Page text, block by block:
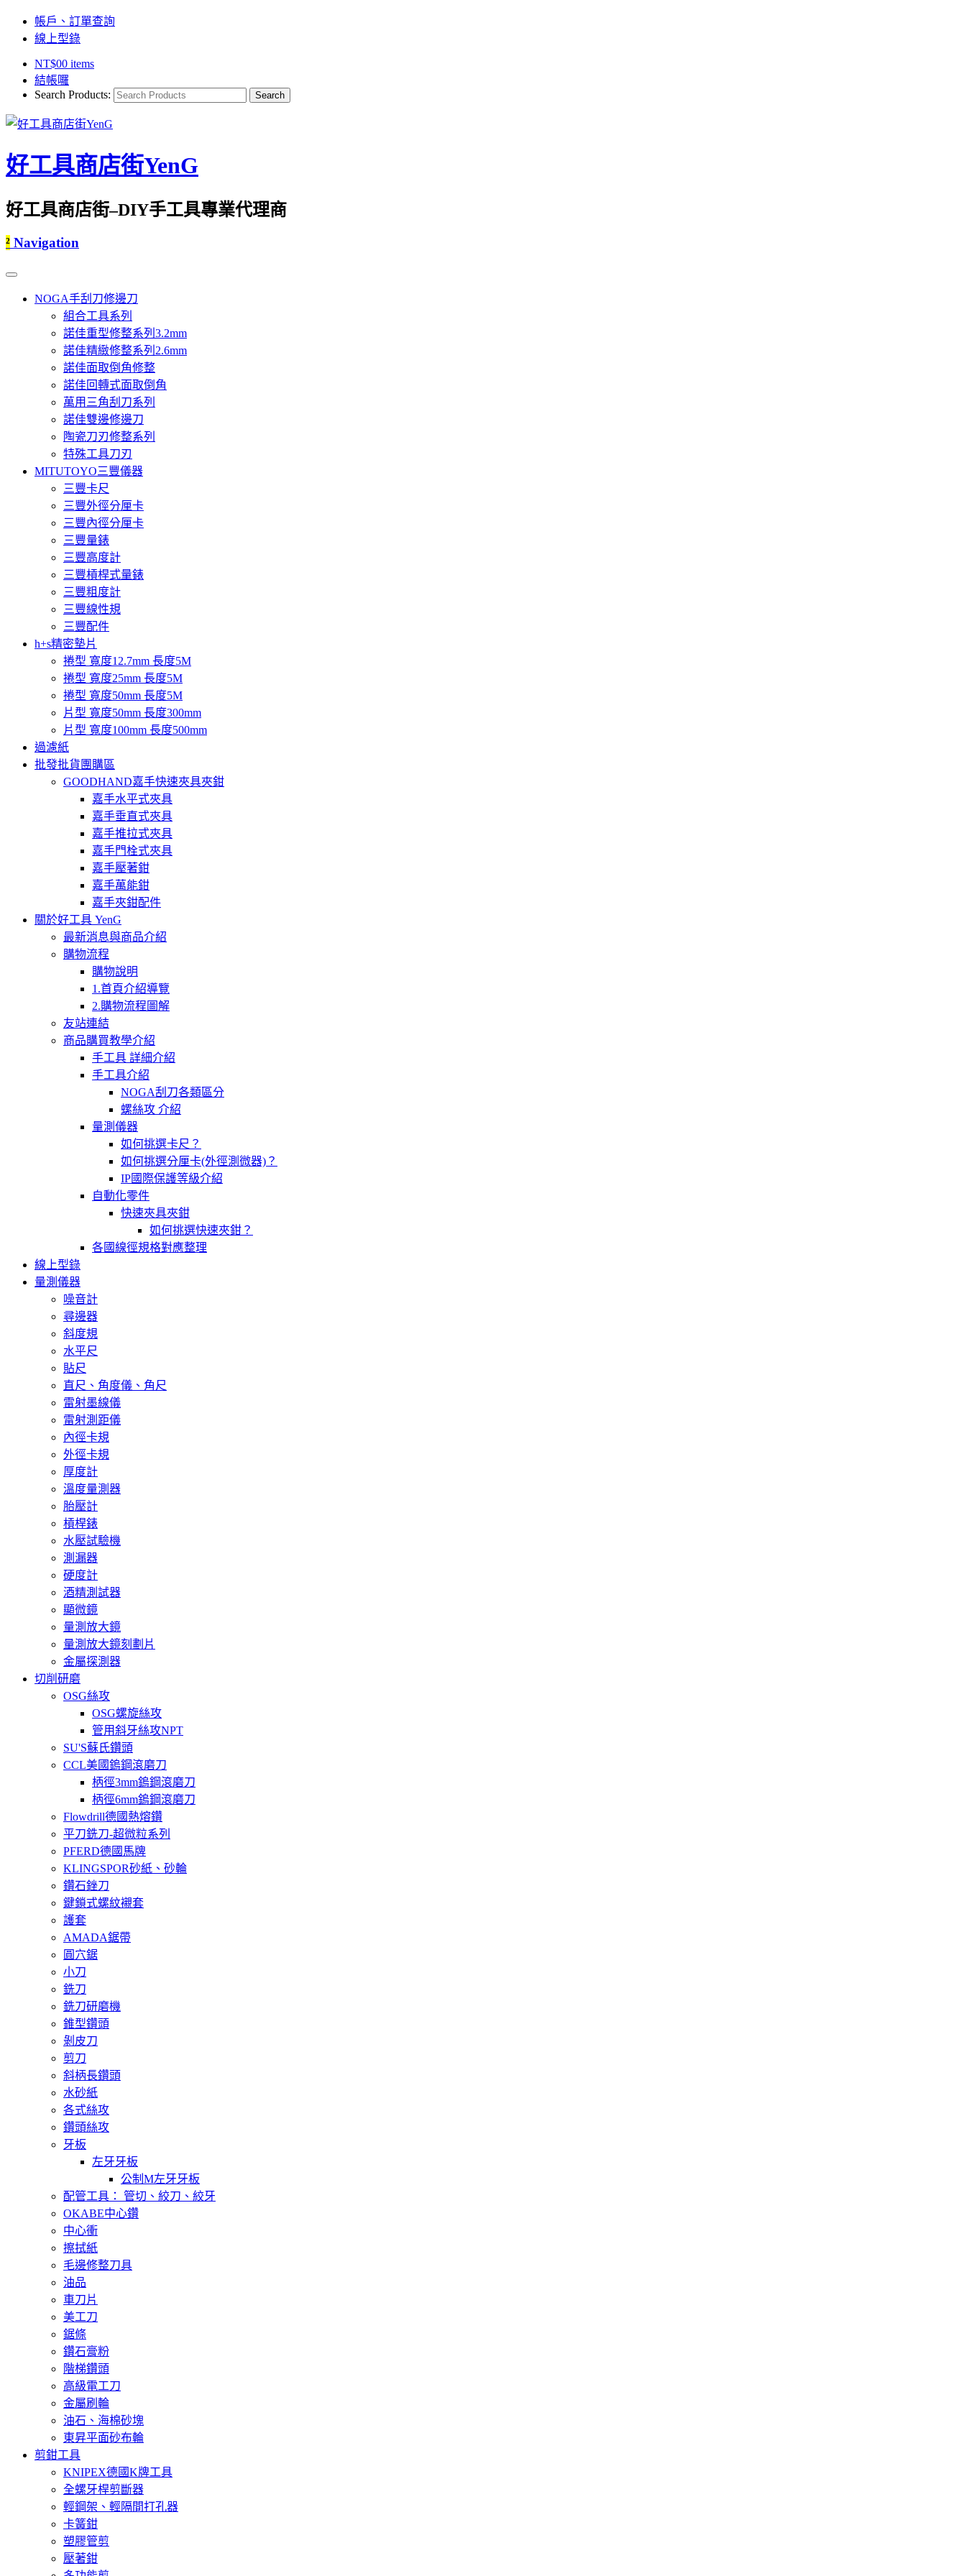
帳戶、訂單查詢
線上型錄
NT$00 items
結帳囉
Search Products:
好工具商店街YenG
好工具商店街–DIY手工具專業代理商
² Navigation
NOGA手刮刀修邊刀
組合工具系列
諾佳重型修整系列3.2mm
諾佳精緻修整系列2.6mm
諾佳面取倒角修整
諾佳回轉式面取倒角
萬用三角刮刀系列
諾佳雙邊修邊刀
陶瓷刀刃修整系列
特殊工具刀刃
MITUTOYO三豐儀器
三豐卡尺
三豐外徑分厘卡
三豐內徑分厘卡
三豐量錶
三豐高度計
三豐槓桿式量錶
三豐粗度計
三豐線性規
三豐配件
h+s精密墊片
捲型 寬度12.7mm 長度5M
捲型 寬度25mm 長度5M
捲型 寬度50mm 長度5M
片型 寬度50mm 長度300mm
片型 寬度100mm 長度500mm
過濾紙
批發批貨團購區
GOODHAND嘉手快速夾具夾鉗
嘉手水平式夾具
嘉手垂直式夾具
嘉手推拉式夾具
嘉手門栓式夾具
嘉手壓著鉗
嘉手萬能鉗
嘉手夾鉗配件
關於好工具 YenG
最新消息與商品介紹
購物流程
購物說明
1.首頁介紹導覽
2.購物流程圖解
友站連結
商品購買教學介紹
手工具 詳細介紹
手工具介紹
NOGA刮刀各類區分
螺絲攻 介紹
量測儀器
如何挑選卡尺？
如何挑選分厘卡(外徑測微器)？
IP國際保護等級介紹
自動化零件
快速夾具夾鉗
如何挑選快速夾鉗？
各國線徑規格對應整理
線上型錄
量測儀器
噪音計
尋邊器
斜度規
水平尺
貼尺
直尺、角度儀、角尺
雷射墨線儀
雷射測距儀
內徑卡規
外徑卡規
厚度計
溫度量測器
胎壓計
槓桿錶
水壓試驗機
測漏器
硬度計
酒精測試器
顯微鏡
量測放大鏡
量測放大鏡刻劃片
金屬探測器
切削研磨
OSG絲攻
OSG螺旋絲攻
管用斜牙絲攻NPT
SU'S蘇氏鑽頭
CCL美國鎢鋼滾磨刀
柄徑3mm鎢鋼滾磨刀
柄徑6mm鎢鋼滾磨刀
Flowdrill德國熱熔鑽
平刀銑刀-超微粒系列
PFERD德國馬牌
KLINGSPOR砂紙、砂輪
鑽石銼刀
鍵鎖式螺紋襯套
護套
AMADA鋸帶
圓穴鋸
小刀
銑刀
銑刀研磨機
錐型鑽頭
剝皮刀
剪刀
斜柄長鑽頭
水砂紙
各式絲攻
鑽頭絲攻
牙板
左牙牙板
公制M左牙牙板
配管工具： 管切、絞刀、絞牙
OKABE中心鑽
中心衝
擦拭紙
毛邊修整刀具
油品
車刀片
美工刀
鋸條
鑽石膏粉
階梯鑽頭
高級電工刀
金屬刷輪
油石、海棉砂塊
東昇平面砂布輪
剪鉗工具
KNIPEX德國K牌工具
全螺牙桿剪斷器
輕鋼架、輕隔間打孔器
卡簧鉗
塑膠管剪
壓著鉗